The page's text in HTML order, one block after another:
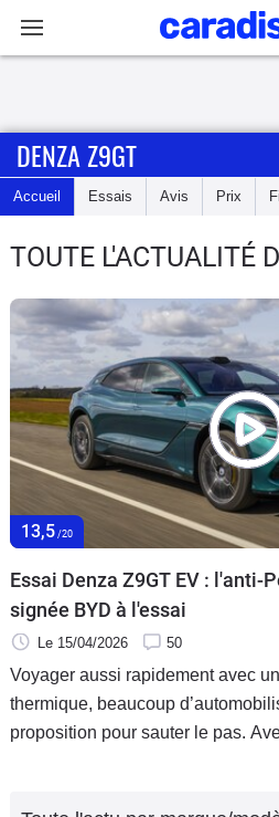
Accueil
Actu
Essais
Guide
d'achat
Electriques
Utilitaires
Flottes
Auto
Services
DENZA Z9GT
Accueil Essais Avis Prix
TOUTE L'ACTUALITÉ
13,5 /20
Essai Denza Z9GT EV : l'anti-
signée BYD à l'essai
Le 15/04/2026 50
Voyager aussi rapidement avec
thermique, beaucoup
proposition pour sauter le pas.